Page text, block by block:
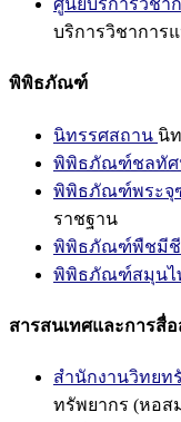
ศูนย์บริการวิชา
บริการวิชาการ
พิพิธภัณฑ์
นิทรรศสถาน นิ
พิพิธภัณฑ์ชลทัศ
พิพิธภัณฑ์พระจุ
ราชฐาน
พิพิธภัณฑ์พืชมีชี
พิพิธภัณฑ์สมุนไ
สารสนเทศและการสื่อ
สำนักงานวิทยท
ทรัพยากร (หอส